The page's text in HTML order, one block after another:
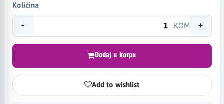
Količina
- KOM +
Dodaj u korpu
Add to wishlist